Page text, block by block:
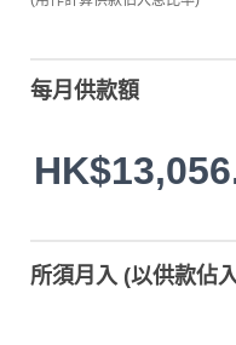
每月供款額
所須月入 (以供款佔